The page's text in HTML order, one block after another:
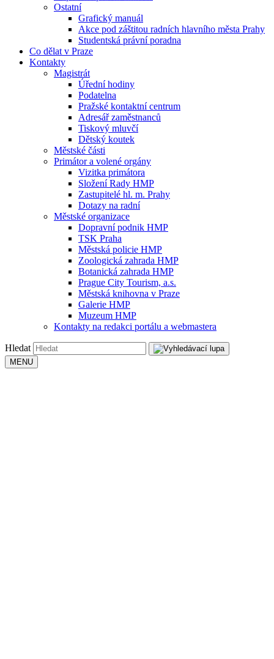
Ostatní
Grafický manuál
Akce pod záštitou radních hlavního města Prahy
Studentská právní poradna
Co dělat v Praze
Kontakty
Magistrát
Úřední hodiny
Podatelna
Pražské kontaktní centrum
Adresář zaměstnanců
Tiskový mluvčí
Dětský koutek
Městské části
Primátor a volené orgány
Vizitka primátora
Složení Rady HMP
Zastupitelé hl. m. Prahy
Dotazy na radní
Městské organizace
Dopravní podnik HMP
TSK Praha
Městská policie HMP
Zoologická zahrada HMP
Botanická zahrada HMP
Prague City Tourism, a.s.
Městská knihovna v Praze
Galerie HMP
Muzeum HMP
Kontakty na redakci portálu a webmastera
Hledat
MENU